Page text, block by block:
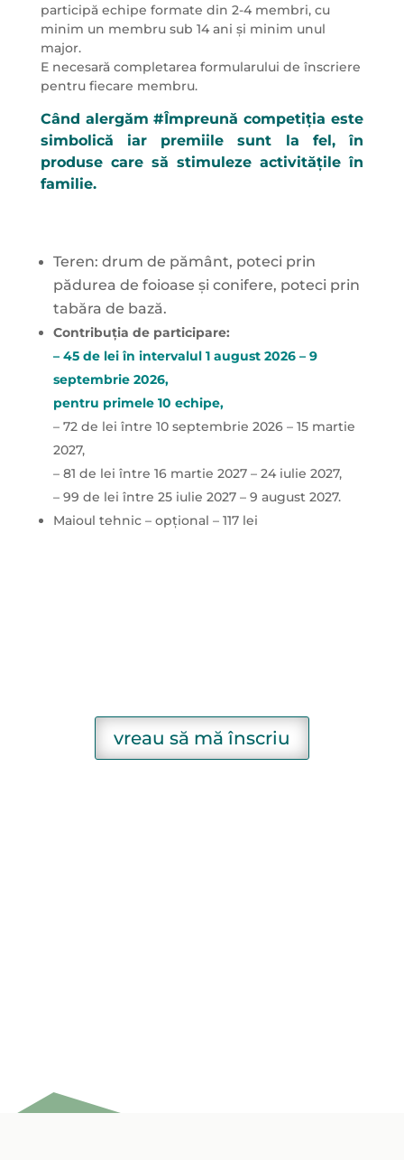
participă echipe formate din 2-4 membri, cu
minim un membru sub 14 ani și minim unul
major.
E necesară completarea formularului de înscriere
pentru fiecare membru.
Când alergăm #Împreună competiția este
simbolică iar premiile sunt la fel, în
produse care să stimuleze activitățile în
familie.
Teren: drum de pământ, poteci prin
pădurea de foioase și conifere, poteci prin
tabăra de bază.
Contribuția de participare:
– 45 de lei în intervalul 1 august 2026 – 9
septembrie 2026,
pentru primele 10 echipe,
– 72 de lei între 10 septembrie 2026 – 15 martie
2027,
– 81 de lei între 16 martie 2027 – 24 iulie 2027,
– 99 de lei între 25 iulie 2027 – 9 august 2027.
Maioul tehnic – opțional – 117 lei
vreau să mă înscriu